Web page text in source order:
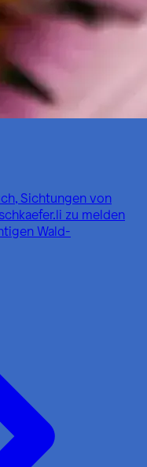
Sichtungen von
zu melden
Wald-